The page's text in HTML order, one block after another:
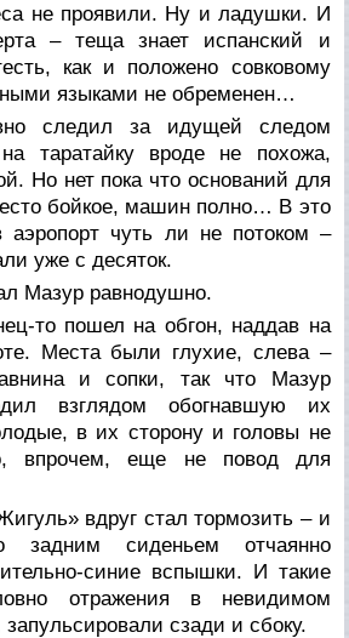
не проявили. Ну и ладушки. И
– теща знает испанский и
как и положено совковому
языками не обременен…
следил за идущей следом
таратайку вроде не похожа,
Но нет пока что оснований для
бойкое, машин полно… В это
чуть ли не потоком –
уже с десяток.
Мазур равнодушно.
то пошел на обгон, наддав на
Места были глухие, слева –
и сопки, так что Мазур
взглядом обогнавшую их
в их сторону и головы не
впрочем, еще не повод для
вдруг стал тормозить – и
сиденьем отчаянно
синие вспышки. И такие
отражения в невидимом
сзади и сбоку.